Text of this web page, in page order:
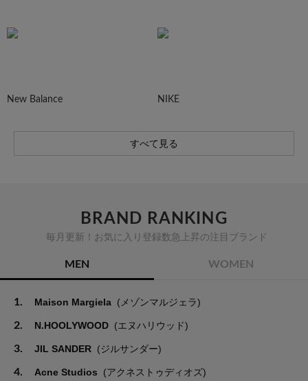
New Balance NIKE
すべて見る
BRAND RANKING
毎月更新！お気に入り登録数急上昇の注目ブランド
MEN WOMEN
1. Maison Margiela (メゾンマルジェラ)
2. N.HOOLYWOOD (エヌハリウッド)
3. JIL SANDER (ジルサンダー)
4. Acne Studios (アクネストゥディオズ)